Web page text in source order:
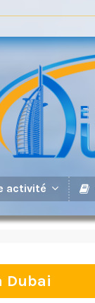
activité
Dubai